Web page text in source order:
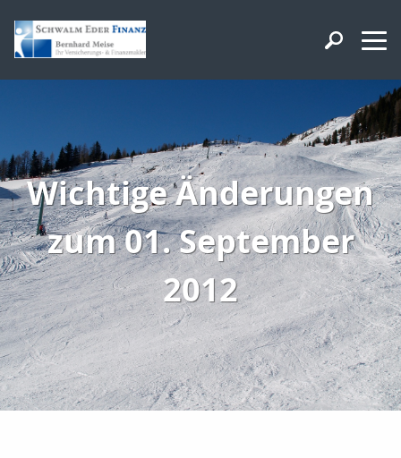
Wichtige Änderungen
zum 01. September
2012